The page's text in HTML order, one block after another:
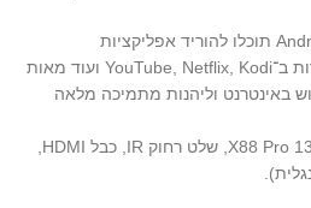
עם מערכת ההפעלה Android 13.0 תוכלו להוריד אפליקציות
מה־Google Play, לצפות ישירות ב־YouTube, Netflix, Kodi ועוד מאות
באינטרנט וליהנות מתמיכה מלאה
באריזה תמצאו את הסטרימר X88 Pro 13, שלט רחוק IR, כבל HDMI,